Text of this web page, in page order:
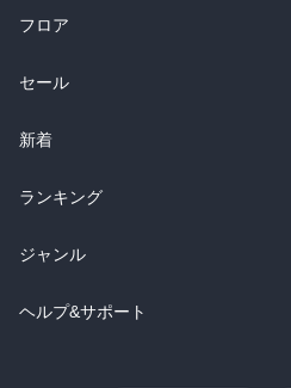
フロア
総合
ラノベ
雑誌・グラビア
BL・TL
セール
総合
ラノベ
雑誌・グラビア
BL・TL
新着
総合
ラノベ
雑誌・グラビア
ランキング
総合
ラノベ
ジャンル
コミック
ヘルプ&サポート